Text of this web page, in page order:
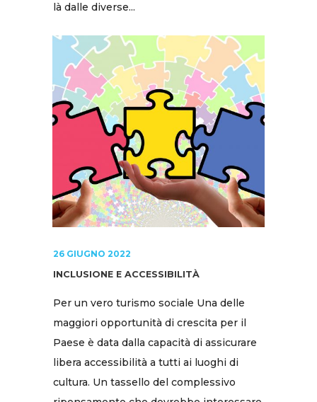
là dalle diverse...
26 GIUGNO 2022
INCLUSIONE E ACCESSIBILITÀ
Per un vero turismo sociale Una delle
maggiori opportunità di crescita per il
Paese è data dalla capacità di assicurare
libera accessibilità a tutti ai luoghi di
cultura. Un tassello del complessivo